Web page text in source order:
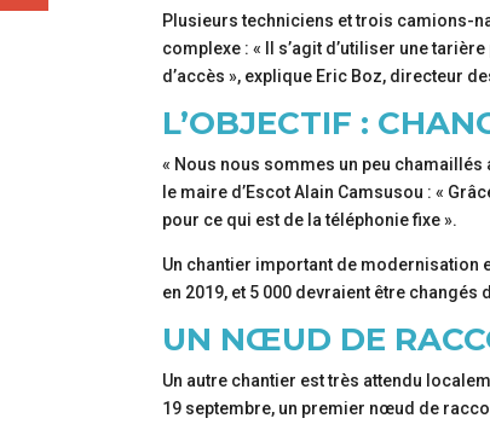
Plusieurs techniciens et trois camions-
complexe : « Il s’agit d’utiliser une
d’accès », explique Eric Boz, directeur
L’OBJECTIF :
« Nous nous sommes un peu chamaillés
le maire d’Escot Alain Camsusou : «
pour ce qui est de la téléphonie fixe ».
Un chantier important de modernisation
en 2019, et 5 000 devraient être changés
UN NŒUD DE
Un autre chantier est très attendu
19 septembre, un premier nœud de